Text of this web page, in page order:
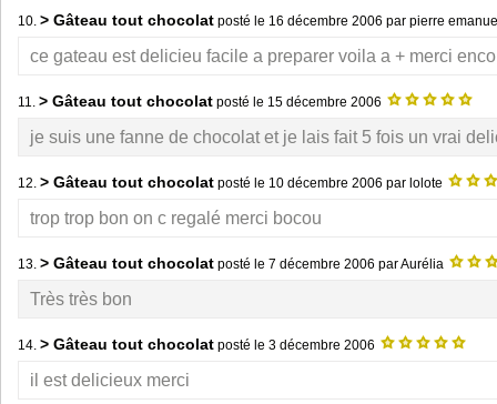
10. > Gâteau tout chocolat posté le 16 décembre 2006 par pierre
ce gateau est delicieu facile a preparer voila a + merci
11. > Gâteau tout chocolat posté le 15 décembre 2006
je suis une fanne de chocolat et je lais fait 5 fois un vrai
12. > Gâteau tout chocolat posté le 10 décembre 2006 par lolote
trop trop bon on c regalé merci bocou
13. > Gâteau tout chocolat posté le 7 décembre 2006 par Aurélia
Très très bon
14. > Gâteau tout chocolat posté le 3 décembre 2006
il est delicieux merci